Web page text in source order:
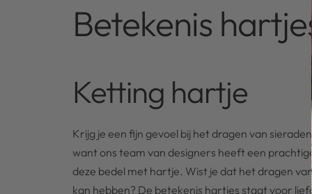
Betekenis
Ketting hartje
Krijg je een fijn gevoel bij het dragen van
want ons team van designers heeft een
deze bedel met hartje. Wist je dat het dragen
kan hebben? De betekenis hartjes staat voor